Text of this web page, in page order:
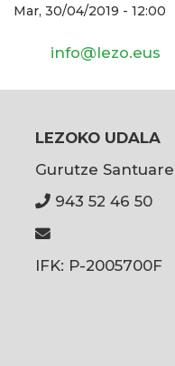
Mar, 30/04/2019 - 12:00
LEZOKO UDALA
Gurutze
943 52 46 50
info@lezo.eus
IFK: P-2005700F